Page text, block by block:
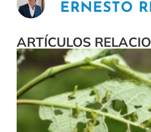
ERNESTO
ARTÍCULOS